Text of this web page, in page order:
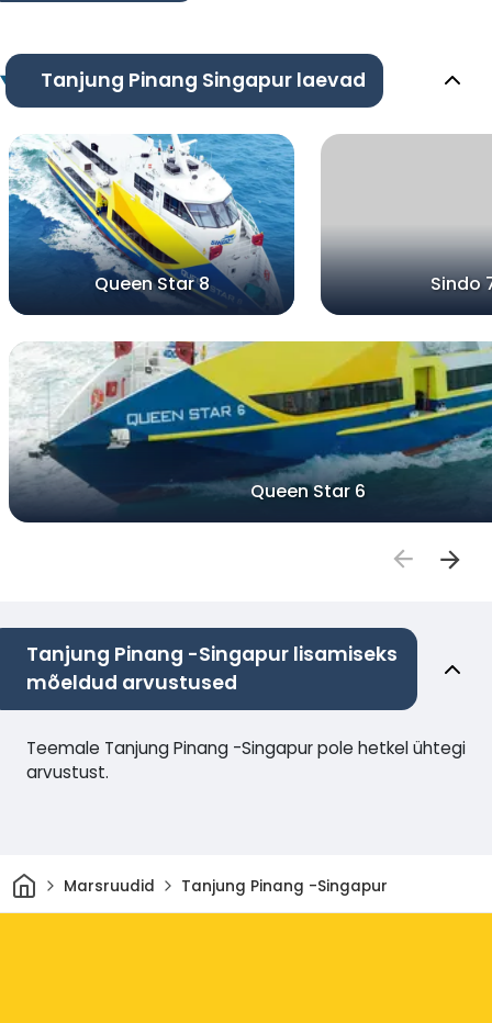
Tanjung Pinang Singapur laevad
Queen Star 8 Sindo
Queen Star 6
Tanjung Pinang -Singapur lisamiseks
mõeldud arvustused
Teemale Tanjung Pinang -Singapur pole hetkel ühtegi
arvustust.
Avaleht
Marsruudid Tanjung Pinang -Singapur